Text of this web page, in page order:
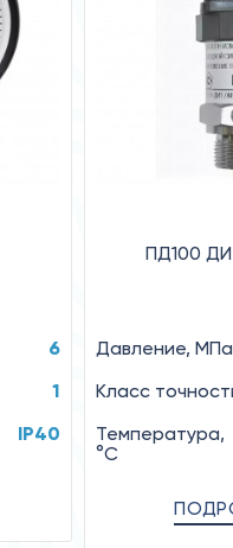
6
1
IP40
ПД100
Давление, МПа
Класс
Температура,
°C